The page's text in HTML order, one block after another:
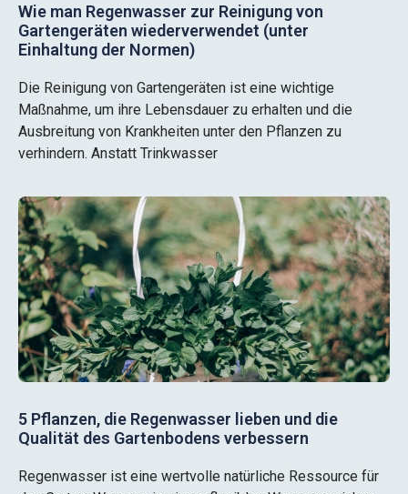
Wie man Regenwasser zur Reinigung von
Gartengeräten wiederverwendet (unter
Einhaltung der Normen)
Die Reinigung von Gartengeräten ist eine wichtige
Maßnahme, um ihre Lebensdauer zu erhalten und die
Ausbreitung von Krankheiten unter den Pflanzen zu
verhindern. Anstatt Trinkwasser
5 Pflanzen, die Regenwasser lieben und die
Qualität des Gartenbodens verbessern
Regenwasser ist eine wertvolle natürliche Ressource für